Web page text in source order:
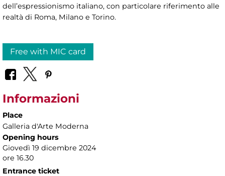
dell’espressionismo italiano, con particolare riferimento alle
realtà di Roma, Milano e Torino.
Free with MIC card
Informazioni
Place
Galleria d'Arte Moderna
Opening hours
Giovedì 19 dicembre 2024
ore 16.30
Entrance ticket